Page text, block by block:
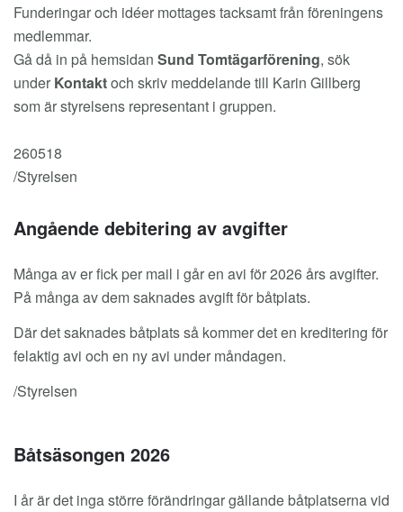
Funderingar och idéer mottages tacksamt från föreningens
medlemmar.
Gå då in på hemsidan Sund Tomtägarförening, sök
under Kontaktoch skriv meddelande till Karin Gillberg
som är styrelsens representant i gruppen.
260518
/Styrelsen
Angående debitering av avgifter
Många av er fick per mail i går en avi för 2026 års avgifter.
På många av dem saknades avgift för båtplats.
Där det saknades båtplats så kommer det en kreditering för
felaktig avi och en ny avi under måndagen.
/Styrelsen
Båtsäsongen 2026
I år är det inga större förändringar gällande båtplatserna vid